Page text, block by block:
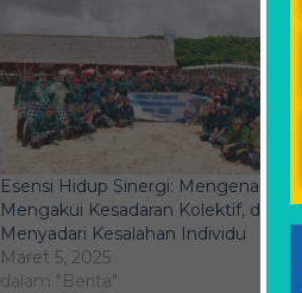
Esensi Hidup Sinergi: Mengenal,
Mengakui Kesadaran Kolektif, dan
Menyadari Kesalahan Individu
Maret 5, 2025
dalam "Berita"